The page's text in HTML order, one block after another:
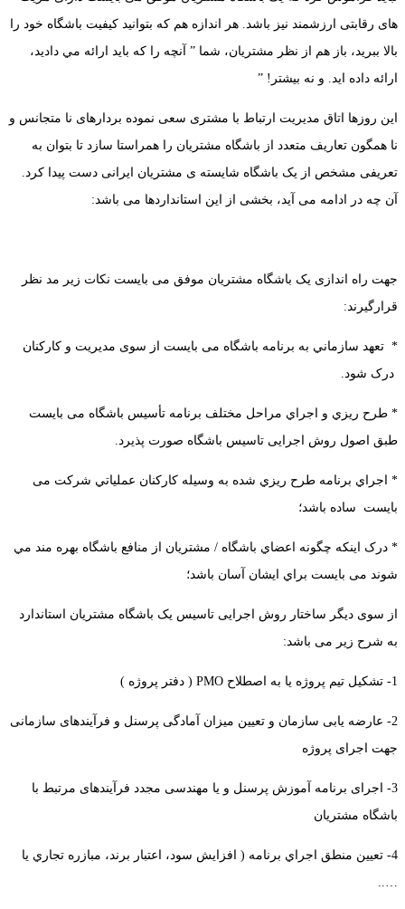
های رقابتی ارزشمند نیز باشد. هر اندازه هم كه بتوانيد كيفيت باشگاه خود را
بالا ببريد، باز هم
از نظر مشتریان، شما ” آنچه را كه بايد ارائه مي داديد،
ارائه داده ايد. و نه بيشتر! ”
این روزها اتاق مدیریت ارتباط با مشتری سعی نموده بردارهای نا متجانس و
نا همگون تعاریف متعدد از باشگاه مشتریان را همراستا سازد تا بتوان به
تعریفی مشخص از یک باشگاه شایسته ی مشتریان ایرانی دست پیدا کرد.
آن چه در ادامه می آید، بخشی از این استانداردها می باشد:
جهت راه اندازی یک باشگاه مشتریان موفق می بایست نکات زیر مد نظر
قرارگیرند:
* تعهد سازماني به برنامه باشگاه می بایست از سوی مدیریت و کارکنان
درک شود.
* طرح ريزي و اجراي مراحل مختلف برنامه تأسيس باشگاه می بایست
طبق اصول روش اجرایی تاسیس باشگاه صورت پذیرد.
* اجراي برنامه طرح ريزي شده به وسيله کارکنان عملياتي شرکت می
بایست ساده باشد؛
* درک اينکه چگونه اعضاي باشگاه / مشتريان از منافع باشگاه بهره مند مي
شوند می بایست براي ایشان آسان باشد؛
از سوی دیگر ساختار روش اجرایی تاسیس یک باشگاه مشتریان استاندارد
به شرح زیر می باشد:
1- تشکیل تیم پروژه یا به اصطلاح PMO ( دفتر پروژه )
2- عارضه یابی سازمان و تعیین میزان آمادگی پرسنل و فرآیندهای سازمانی
جهت اجرای پروژه
3- اجرای برنامه آموزش پرسنل و یا مهندسی مجدد فرآیندهای مرتبط با
باشگاه مشتریان
4- تعيين منطق اجراي برنامه ( افزايش سود، اعتبار برند، مبازره تجاري يا
…..